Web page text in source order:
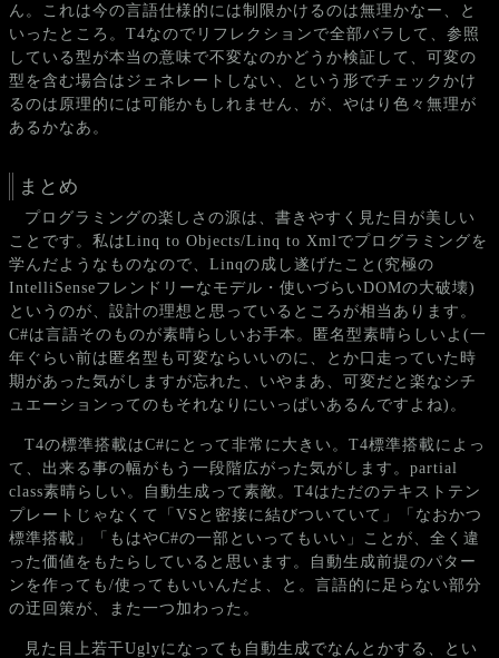
ん。これは今の言語仕様的には制限かけるのは無理かなー、と
いったところ。T4なのでリフレクションで全部バラして、参照
している型が本当の意味で不変なのかどうか検証して、可変の
型を含む場合はジェネレートしない、という形でチェックかけ
るのは原理的には可能かもしれません、が、やはり色々無理が
あるかなあ。
まとめ
プログラミングの楽しさの源は、書きやすく見た目が美しい
ことです。私はLinq to Objects/Linq to Xmlでプログラミングを
学んだようなものなので、Linqの成し遂げたこと(究極の
IntelliSenseフレンドリーなモデル・使いづらいDOMの大破壊)
というのが、設計の理想と思っているところが相当あります。
C#は言語そのものが素晴らしいお手本。匿名型素晴らしいよ(一
年ぐらい前は匿名型も可変ならいいのに、とか口走っていた時
期があった気がしますが忘れた、いやまあ、可変だと楽なシチ
ュエーションってのもそれなりにいっぱいあるんですよね)。
T4の標準搭載はC#にとって非常に大きい。T4標準搭載によっ
て、出来る事の幅がもう一段階広がった気がします。partial
class素晴らしい。自動生成って素敵。T4はただのテキストテン
プレートじゃなくて「VSと密接に結びついていて」「なおかつ
標準搭載」「もはやC#の一部といってもいい」ことが、全く違
った価値をもたらしていると思います。自動生成前提のパター
ンを作っても/使ってもいいんだよ、と。言語的に足らない部分
の迂回策が、また一つ加わった。
見た目上若干Uglyになっても自動生成でなんとかする、とい